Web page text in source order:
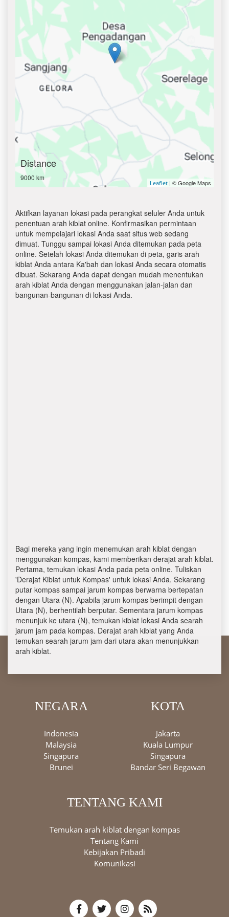
Distance
9000 km
Leaflet | © Google Maps
Aktifkan layanan lokasi pada perangkat seluler Anda untuk
penentuan arah kiblat online. Konfirmasikan permintaan
untuk mempelajari lokasi Anda saat situs web sedang
dimuat. Tunggu sampai lokasi Anda ditemukan pada peta
online. Setelah lokasi Anda ditemukan di peta, garis arah
kiblat Anda antara Ka'bah dan lokasi Anda secara otomatis
dibuat. Sekarang Anda dapat dengan mudah menentukan
arah kiblat Anda dengan menggunakan jalan-jalan dan
bangunan-bangunan di lokasi Anda.
Bagi mereka yang ingin menemukan arah kiblat dengan
menggunakan kompas, kami memberikan derajat arah kiblat.
Pertama, temukan lokasi Anda pada peta online. Tuliskan
'Derajat Kiblat untuk Kompas' untuk lokasi Anda. Sekarang
putar kompas sampai jarum kompas berwarna bertepatan
dengan Utara (N). Apabila jarum kompas berimpit dengan
Utara (N), berhentilah berputar. Sementara jarum kompas
menunjuk ke utara (N), temukan kiblat lokasi Anda searah
jarum jam pada kompas. Derajat arah kiblat yang Anda
temukan searah jarum jam dari utara akan menunjukkan
arah kiblat.
NEGARA
Indonesia
Malaysia
Singapura
Brunei
KOTA
Jakarta
Kuala Lumpur
Singapura
Bandar Seri Begawan
TENTANG KAMI
Temukan arah kiblat dengan kompas
Tentang Kami
Kebijakan Pribadi
Komunikasi